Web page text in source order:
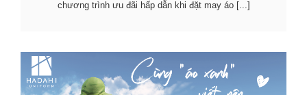
chương trình ưu đãi hấp dẫn khi đặt may áo [...]